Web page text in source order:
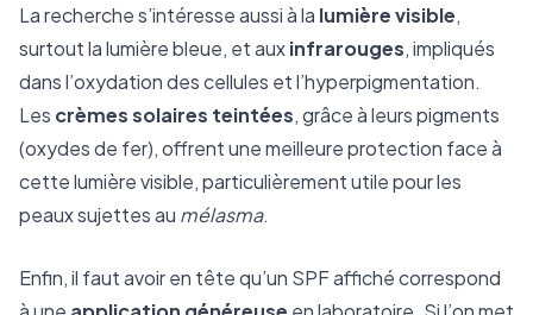
La recherche s’intéresse aussi à la lumière visible,
surtout la lumière bleue, et auxinfrarouges, impliqués
dans l’oxydation des cellules et l’hyperpigmentation.
Les crèmes solaires teintées, grâce à leurs pigments
(oxydes de fer), offrent une meilleure protection face à
cette lumière visible, particulièrement utile pour les
peaux sujettes au mélasma.
Enfin, il faut avoir en tête qu’un SPF affiché correspond